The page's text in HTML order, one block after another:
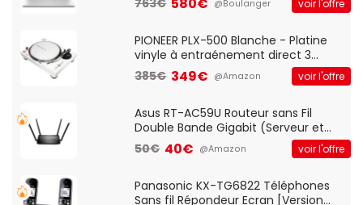
And Play, Confortable, Taille
QWERTY UK - Noir
763€ 580€ @Boulanger voir l'offre
PIONEER PLX-500 Blanche - Platine
vinyle à entraénement direct 3
vitesses (33-45-78 trs/min) avec
pre-ampli intégré et port USB
385€ 349€ @Amazon voir l'offre
Asus RT-AC59U Routeur sans Fil
Double Bande Gigabit (Serveur et
Client VPN, Triple Vlan, Mode Point
d'accès et Bridge, contrôle Parental,
50€ 40€ @Amazon voir l'offre
Panasonic KX-TG6822 Téléphones
Sans fil Répondeur Ecran [Version